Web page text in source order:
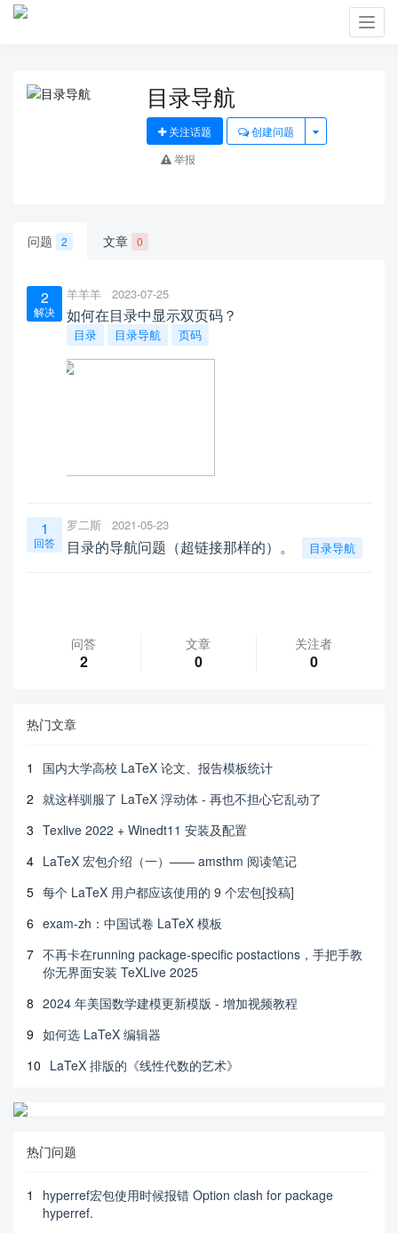
目录导航
关注话题
创建问题
举报
问题 2 文章 0
2
解决
羊羊羊 2023-07-25
如何在目录中显示双页码？
目录 目录导航 页码
1
回答
罗二斯 2021-05-23
目录的导航问题（超链接那样的）。 目录导航
问答
2
文章
0
关注者
0
热门文章
1
国内大学高校 LaTeX 论文、报告模板统计
2 就这样驯服了 LaTeX 浮动体 - 再也不担心它乱动了
3 Texlive 2022 + Winedt11 安装及配置
4 LaTeX 宏包介绍（一）—— amsthm 阅读笔记
5 每个 LaTeX 用户都应该使用的 9 个宏包[投稿]
6 exam-zh：中国试卷 LaTeX 模板
7 不再卡在running package-specific postactions，手把手教
你无界面安装 TeXLive 2025
8 2024 年美国数学建模更新模版 - 增加视频教程
9 如何选 LaTeX 编辑器
10 LaTeX 排版的《线性代数的艺术》
热门问题
1
hyperref宏包使用时候报错 Option clash for package
hyperref.